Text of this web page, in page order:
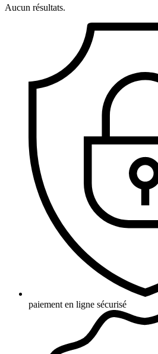
Aucun résultats.
paiement en ligne sécurisé